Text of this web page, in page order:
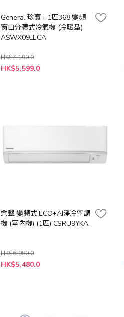
General 珍寶 - 1匹368 變頻
窗口分體式冷氣機 (冷暖型)
ASWX09LECA
HK$7,190.0
特
殊
HK$5,599.0
樂聲 變頻式 ECO+AI淨冷空調
機 (室內機) (1匹) CSRU9YKA
HK$6,980.0
特
殊
HK$5,480.0